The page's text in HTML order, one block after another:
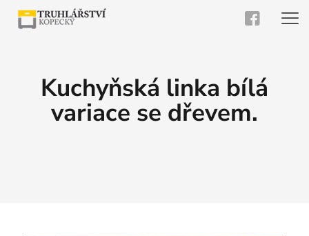
Kuchyňská linka bílá
variace se dřevem.